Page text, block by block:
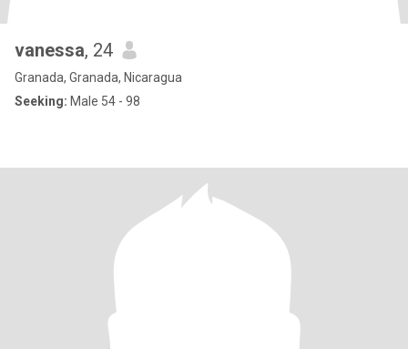
vanessa, 24
Granada, Granada, Nicaragua
Seeking: Male 54 - 98